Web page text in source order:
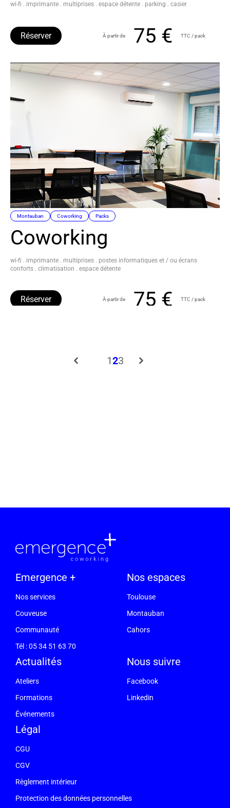
wi-fi . imprimante . multiprises . espace détente . parking . casier
À partir de 75 € TTC / pack
Réserver
Montauban Coworking Packs
Coworking
wi-fi . imprimante . multiprises . postes informatiques et / ou écrans
conforts . climatisation . espace détente
À partir de 75 € TTC / pack
Réserver
123
Emergence +
Nos services
Couveuse
Communauté
Tél : 05 34 51 63 70
Nos espaces
Toulouse
Montauban
Cahors
Actualités
Ateliers
Formations
Événements
Légal
CGU
CGV
Règlement intérieur
Protection des données personnelles
Nous suivre
Facebook
Linkedin